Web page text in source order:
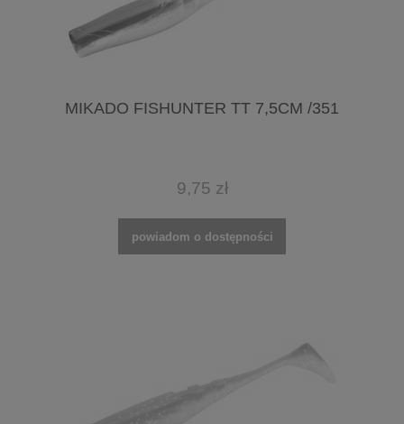
MIKADO FISHUNTER TT 7,5CM /351
9,75 zł
powiadom o dostępności